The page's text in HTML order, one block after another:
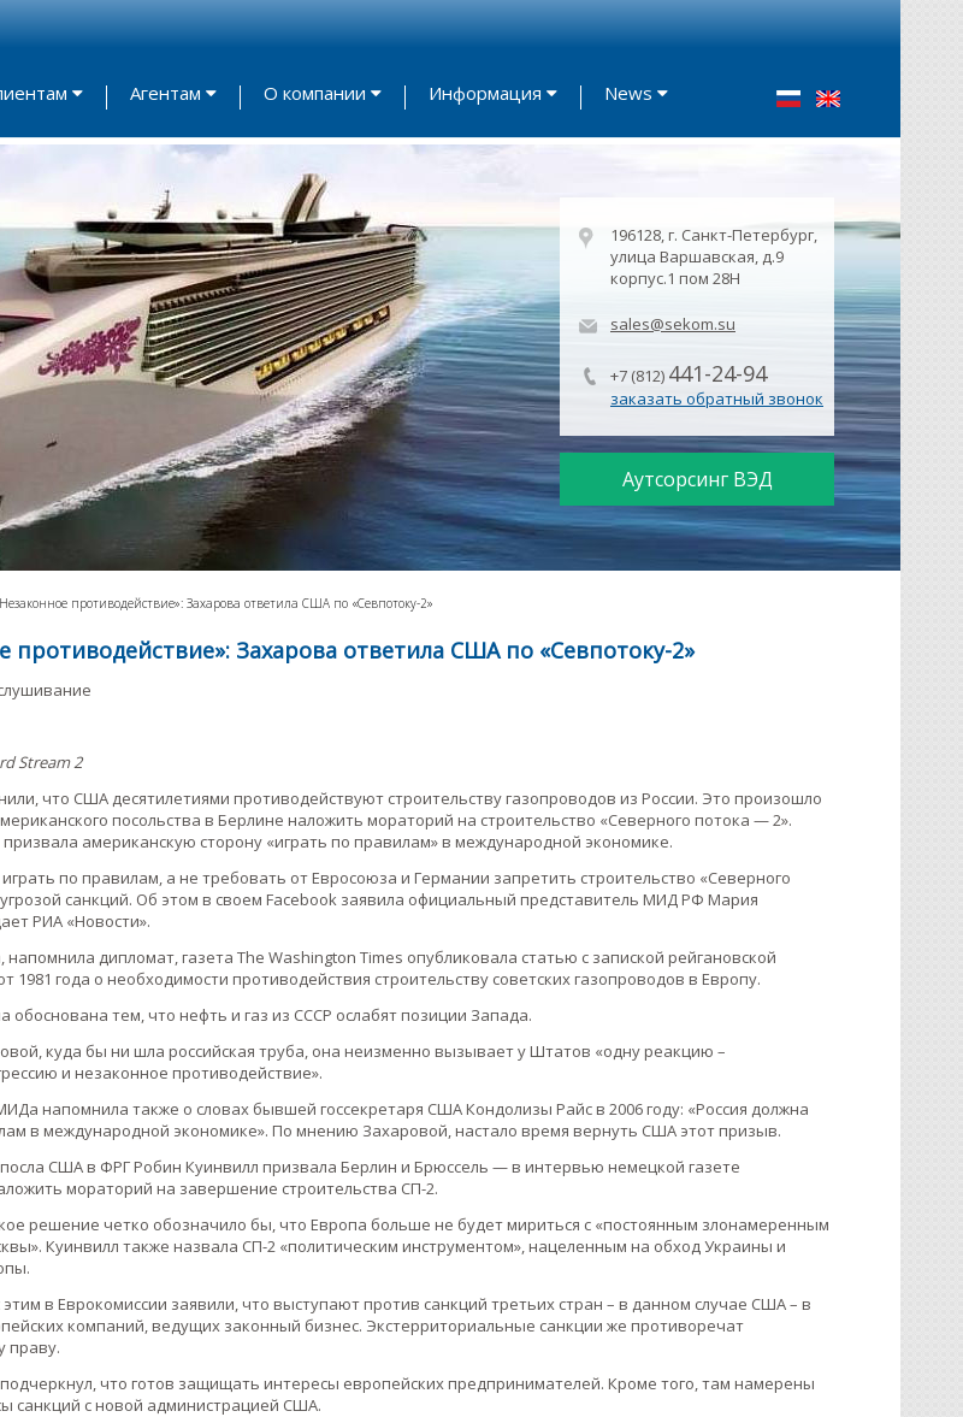
Агентам О компании Информация News
196128, г. Санкт-Петербург,
улица Варшавская, д.9
корпус.1 пом 28Н
sales@sekom.su
+7 (812) 441-24-94
заказать обратный звонок
Аутсорсинг ВЭД
противодействие»: Захарова ответила США по «Севпотоку-2»
противодействие»: Захарова ответила США по «Севпотоку-2»
Stream 2
что США десятилетиями противодействуют строительству газопроводов из России. Это произошло
посольства в Берлине наложить мораторий на строительство «Северного потока — 2».
американскую сторону «играть по правилам» в международной экономике.
по правилам, а не требовать от Евросоюза и Германии запретить строительство «Северного
санкций. Об этом в своем Facebook заявила официальный представитель МИД РФ Мария
РИА «Новости».
напомнила дипломат, газета The Washington Times опубликовала статью с запиской рейгановской
1981 года о необходимости противодействия строительству советских газопроводов в Европу.
обоснована тем, что нефть и газ из СССР ослабят позиции Запада.
куда бы ни шла российская труба, она неизменно вызывает у Штатов «одну реакцию –
и незаконное противодействие».
напомнила также о словах бывшей госсекретаря США Кондолизы Райс в 2006 году: «Россия должна
в международной экономике». По мнению Захаровой, настало время вернуть США этот призыв.
США в ФРГ Робин Куинвилл призвала Берлин и Брюссель — в интервью немецкой газете
мораторий на завершение строительства СП-2.
решение четко обозначило бы, что Европа больше не будет мириться с «постоянным злонамеренным
Куинвилл также назвала СП-2 «политическим инструментом», нацеленным на обход Украины и
в Еврокомиссии заявили, что выступают против санкций третьих стран – в данном случае США – в
компаний, ведущих законный бизнес. Экстерриториальные санкции же противоречат
праву.
что готов защищать интересы европейских предпринимателей. Кроме того, там намерены
санкций с новой администрацией США.